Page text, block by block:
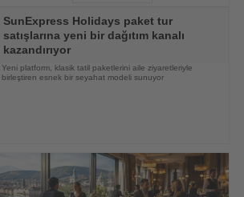
Oku
SunExpress Holidays paket tur
satışlarına yeni bir dağıtım kanalı
kazandırıyor
Yeni platform, klasik tatil paketlerini aile ziyaretleriyle
birleştiren esnek bir seyahat modeli sunuyor